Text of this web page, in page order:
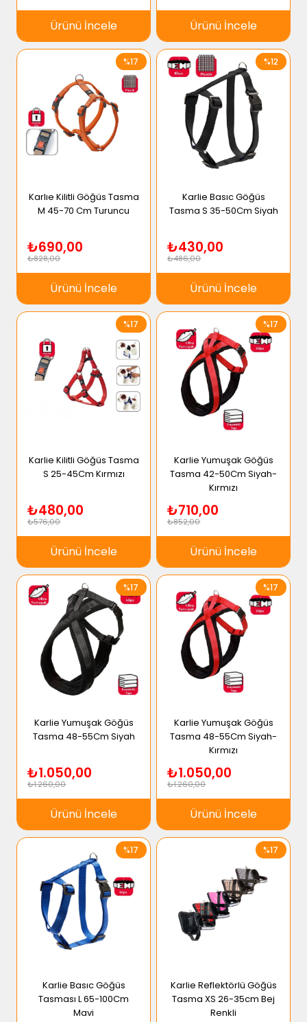
Ürünü İncele Ürünü İncele
Karlıe Kilitli Göğüs Tasma
M 45-70 Cm Turuncu
₺690,00
₺828,00
Ürünü İncele
%17
Karlie Basıc Göğüs
Tasma S 35-50Cm Siyah
₺430,00
₺486,00
Ürünü İncele
%12
Karlie Kilitli Göğüs Tasma
S 25-45Cm Kırmızı
₺480,00
₺576,00
Ürünü İncele
%17
Karlie Yumuşak Göğüs
Tasma 42-50Cm Siyah-
Kırmızı
₺710,00
₺852,00
Ürünü İncele
%17
Karlie Yumuşak Göğüs
Tasma 48-55Cm Siyah
₺1.050,00
₺1.260,00
Ürünü İncele
%17
Karlie Yumuşak Göğüs
Tasma 48-55Cm Siyah-
Kırmızı
₺1.050,00
₺1.260,00
Ürünü İncele
%17
Karlie Basıc Göğüs
Tasması L 65-100Cm
Mavi
%17
Karlie Reflektörlü Göğüs
Tasma XS 26-35cm Bej
Renkli
%17